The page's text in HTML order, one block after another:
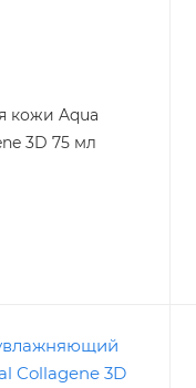
кожи Aqua
3D 75 мл